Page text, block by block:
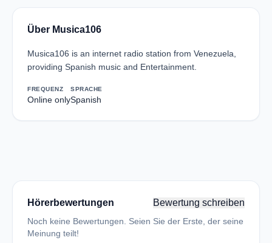
Über Musica106
Musica106 is an internet radio station from Venezuela,
providing Spanish music and Entertainment.
FREQUENZ
Online only
SPRACHE
Spanish
Hörerbewertungen Bewertung schreiben
Noch keine Bewertungen. Seien Sie der Erste, der seine
Meinung teilt!